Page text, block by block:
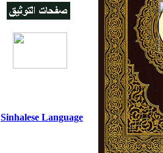
Sinhalese Language